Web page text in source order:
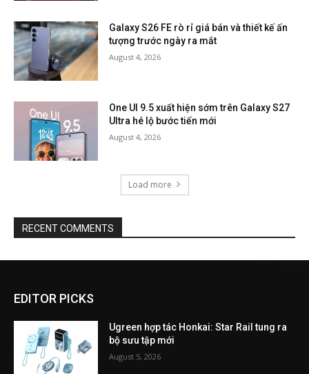
Galaxy S26 FE rò rỉ giá bán và thiết kế ấn
tượng trước ngày ra mắt
August 4, 2026
One UI 9.5 xuất hiện sớm trên Galaxy S27
Ultra hé lộ bước tiến mới
August 4, 2026
Load more
RECENT COMMENTS
EDITOR PICKS
Ugreen hợp tác Honkai: Star Rail tung ra
bộ sưu tập mới
August 5, 2026